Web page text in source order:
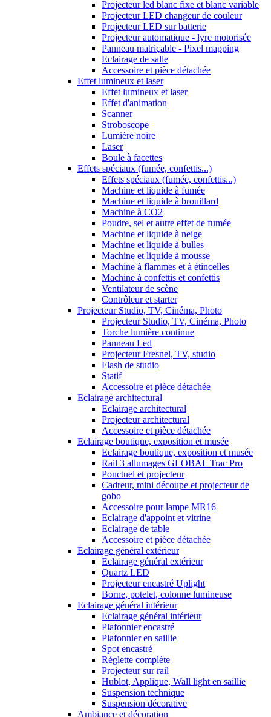
Projecteur led blanc fixe et blanc variable
Projecteur LED changeur de couleur
Projecteur LED sur batterie
Projecteur automatique - lyre motorisée
Panneau matriçable - Pixel mapping
Eclairage de salle
Accessoire et pièce détachée
Effet lumineux et laser
Effet lumineux et laser
Effet d'animation
Scanner
Stroboscope
Lumière noire
Laser
Boule à facettes
Effets spéciaux (fumée, confettis...)
Effets spéciaux (fumée, confettis...)
Machine et liquide à fumée
Machine et liquide à brouillard
Machine à CO2
Poudre, sel et autre effet de fumée
Machine et liquide à neige
Machine et liquide à bulles
Machine et liquide à mousse
Machine à flammes et à étincelles
Machine à confettis et confettis
Ventilateur de scène
Contrôleur et starter
Projecteur Studio, TV, Cinéma, Photo
Projecteur Studio, TV, Cinéma, Photo
Torche lumière continue
Panneau Led
Projecteur Fresnel, TV, studio
Flash de studio
Statif
Accessoire et pièce détachée
Eclairage architectural
Eclairage architectural
Projecteur architectural
Accessoire et pièce détachée
Eclairage boutique, exposition et musée
Eclairage boutique, exposition et musée
Rail 3 allumages GLOBAL Trac Pro
Ponctuel et projecteur
Cadreur, mini découpe et projecteur de
gobo
Accessoire pour lampe MR16
Eclairage d'appoint et vitrine
Eclairage de table
Accessoire et pièce détachée
Eclairage général extérieur
Eclairage général extérieur
Quartz LED
Projecteur encastré Uplight
Borne, potelet, colonne lumineuse
Eclairage général intérieur
Eclairage général intérieur
Plafonnier encastré
Plafonnier en saillie
Spot encastré
Réglette complète
Projecteur sur rail
Hublot, Applique, Wall light en saillie
Suspension technique
Suspension décorative
Ambiance et décoration